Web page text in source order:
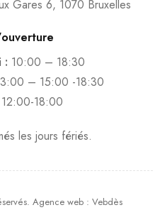
Gares 6, 1070 Bruxelles
: 10:00 – 18:30
– 15:00 -18:30
12:00-18:00
les jours fériés.
Agence web: Vebdès